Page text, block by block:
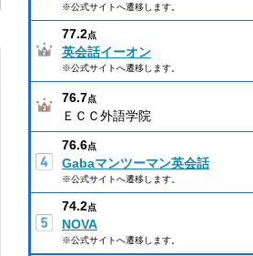
※公式サイトへ遷移します。
77.2点
英会話イーオン
※公式サイトへ遷移します。
76.7点
ＥＣＣ外語学院
76.6点
Gabaマンツーマン英会話
※公式サイトへ遷移します。
74.2点
NOVA
※公式サイトへ遷移します。